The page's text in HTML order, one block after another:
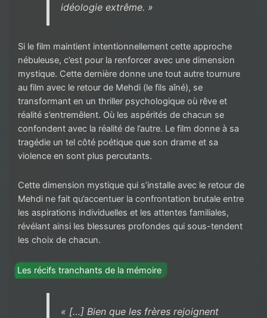
idéologie extrême. »
Si le film maintient intentionnellement cette approche
nébuleuse, c’est pour la renforcer avec une dimension
mystique. Cette dernière donne une tout autre tournure
au film avec le retour de Mehdi (le fils aîné), se
transformant en un thriller psychologique où rêve et
réalité s’entremêlent. Où les aspérités de chacun se
confondent avec la réalité de l’autre. Le film donne à sa
tragédie un tel côté poétique que son drame et sa
violence en sont plus percutants.
Cette dimension mystique qui s’installe avec le retour de
Mehdi ne fait qu’accentuer la confrontation brutale entre
les aspirations individuelles et les attentes familiales,
révélant ainsi les blessures profondes qui sous-tendent
les choix de chacun.
Les récifs tranchants de la mémoire
« […] Bien que les frères rejoignent